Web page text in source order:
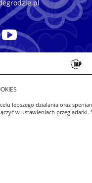
lepszego dzialania oraz
w ustawieniach